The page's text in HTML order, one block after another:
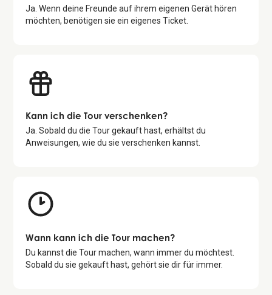
Ja. Wenn deine Freunde auf ihrem eigenen Gerät hören
möchten, benötigen sie ein eigenes Ticket.
Kann ich die Tour verschenken?
Ja. Sobald du die Tour gekauft hast, erhältst du
Anweisungen, wie du sie verschenken kannst.
Wann kann ich die Tour machen?
Du kannst die Tour machen, wann immer du möchtest.
Sobald du sie gekauft hast, gehört sie dir für immer.